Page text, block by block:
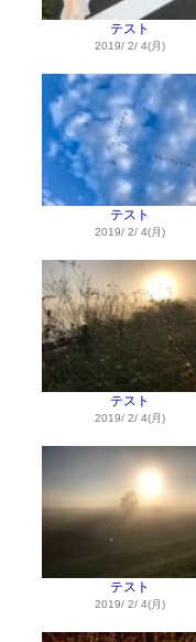
テスト
2019/ 2/ 4(月)
テスト
2019/ 2/ 4(月)
テスト
2019/ 2/ 4(月)
テスト
2019/ 2/ 4(月)